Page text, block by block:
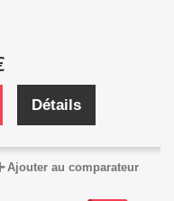
Détails
Ajouter au comparateur